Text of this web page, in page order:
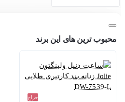
محبوب ترین های این برند
حراج